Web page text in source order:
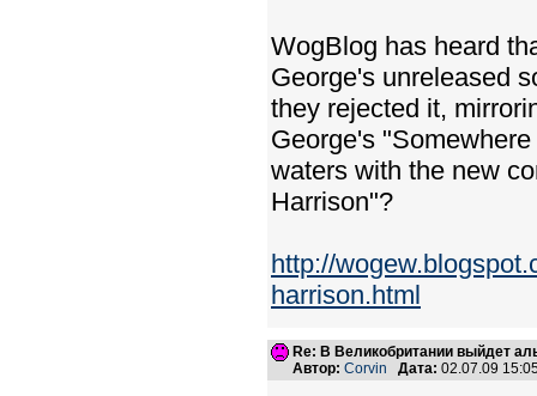
WogBlog has heard
George's unreleased
they rejected it,
George's
waters with the new
Harrison"?
http://
harrison.html
Re: В Великобритании выйдет
Автор: Corvin Дата: 02.07.09